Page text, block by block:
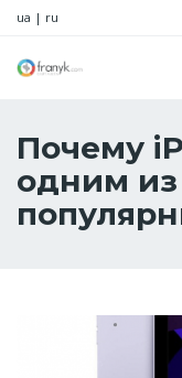
ua | ru
Почему
одним